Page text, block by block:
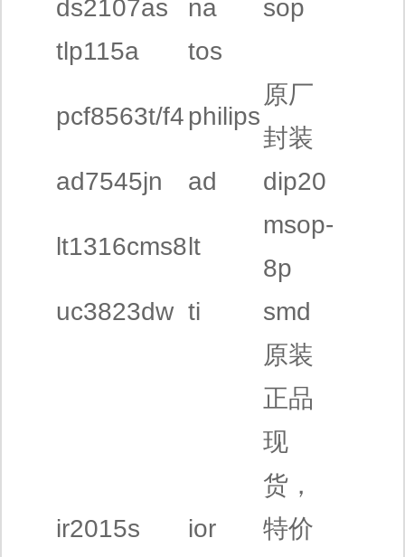
ds2107as na
sop
tlp115a
tos
pcf8563t/f4philips
原厂
封装
ad7545jn
ad dip20
lt1316cms8lt
msop-
8p
uc3823dw ti smd
ir2015s ior
原装
正品
现
货，
特价